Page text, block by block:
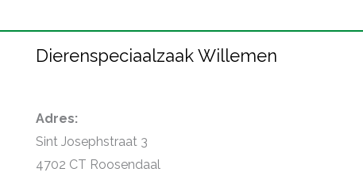
Dierenspeciaalzaak Willemen
Adres:
Sint Josephstraat 3
4702 CT Roosendaal